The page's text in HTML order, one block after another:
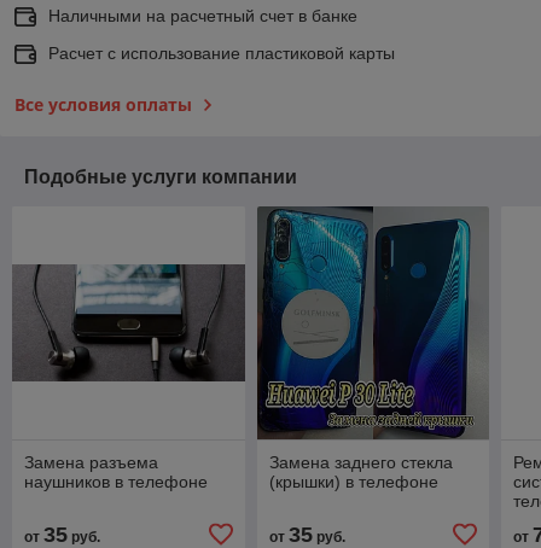
Наличными на расчетный счет в банке
Расчет с использование пластиковой карты
Все условия оплаты
Подобные услуги компании
Замена разъема
наушников в телефоне
от 35 руб.
Замена заднего стекла
(крышки) в телефоне
от 35руб. от